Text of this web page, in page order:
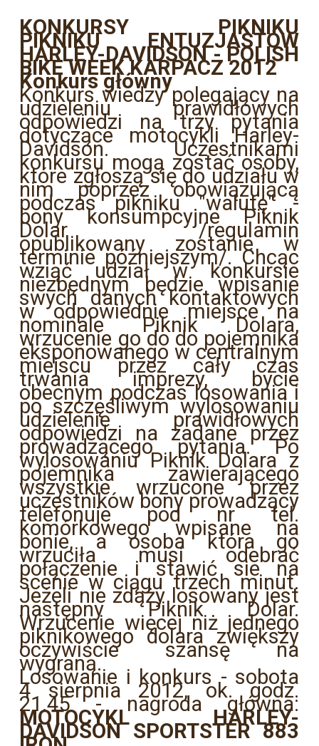
KONKURSY PIKNIKU
PIKNIKU ENTUZJASTÓW
HARLEY-DAVIDSON - POLISH
BIKE WEEK KARPACZ 2012
Konkurs główny
Konkurs wiedzy polegający na
udzieleniu prawidłowych
odpowiedzi na trzy pytania
dotyczące motocykli Harley-
Davidson. Uczestnikami
konkursu mogą zostać osoby,
które zgłoszą się do udziału w
nim poprzez obowiązującą
podczas pikniku "walutę" -
bony konsumpcyjne Piknik
Dolar /regulamin
opublikowany zostanie w
terminie późniejszym/. Chcąc
wziąć udział w konkursie
niezbędnym będzie wpisanie
swych danych kontaktowych
w odpowiednie miejsce na
nominale Piknik Dolara,
wrzucenie go do do pojemnika
eksponowanego w centralnym
miejscu przez cały czas
trwania imprezy, bycie
obecnym podczas losowania i
po szczęśliwym wylosowaniu
udzielenie prawidłowych
odpowiedzi na zadane przez
prowadzącego pytania. Po
wylosowaniu Piknik Dolara z
pojemnika zawierającego
wszystkie wrzucone przez
uczestników bony prowadzący
telefonuje pod nr tel.
komórkowego wpisane na
bonie, a osoba która go
wrzuciła musi odebrać
połączenie i stawić sie na
scenie w ciągu trzech minut.
Jeżeli nie zdąży losowany jest
następny Piknik Dolar.
Wrzucenie więcej niż jednego
piknikowego dolara zwiększy
oczywiście szansę na
wygraną.
Losowanie i konkurs - sobota
4 sierpnia 2012, ok. godz.
21.45 - nagroda główna:
MOTOCYKL HARLEY-
DAVIDSON SPORTSTER 883